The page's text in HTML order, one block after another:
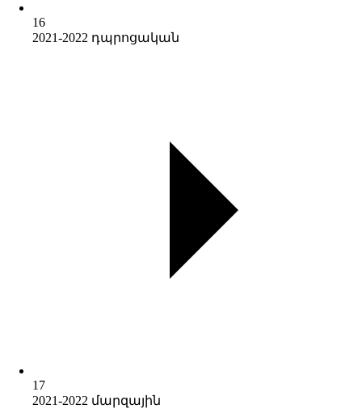
16
2021-2022 դպրոցական
17
2021-2022 մարզային